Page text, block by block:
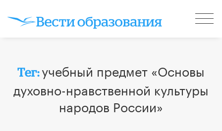
Тег:учебный предмет «Основы
духовно-нравственной культуры
народов России»